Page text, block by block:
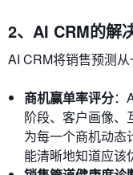
2、AI CRM的解
AI CRM将销售预测从
商机赢单率评分：
阶段、客户画像、
为每一个商机动态
能清晰地知道应该